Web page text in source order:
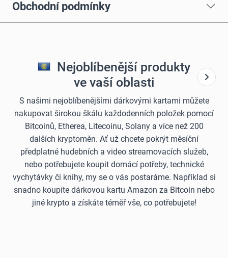
Obchodní podmínky
Nejoblíbenější produkty
ve vaší oblasti
S našimi nejoblíbenějšími dárkovými kartami můžete
nakupovat širokou škálu každodenních položek pomocí
Bitcoinů, Etherea, Litecoinu, Solany a více než 200
dalších kryptoměn. Ať už chcete pokrýt měsíční
předplatné hudebních a video streamovacích služeb,
nebo potřebujete koupit domácí potřeby, technické
vychytávky či knihy, my se o vás postaráme. Například si
snadno koupíte dárkovou kartu Amazon za Bitcoin nebo
jiné krypto a získáte téměř vše, co potřebujete!